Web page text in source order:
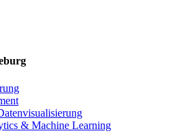
& Machine Learning